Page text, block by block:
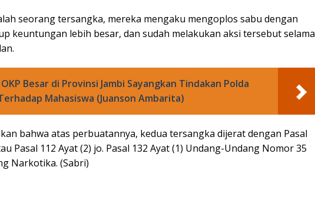
seorang tersangka, mereka mengaku mengoplos sabu dengan
keuntungan lebih besar, dan sudah melakukan aksi tersebut selama
Besar di Provinsi Jambi Sayangkan Tindakan Polda
Mahasiswa (Juanson Ambarita)
bahwa atas perbuatannya, kedua tersangka dijerat dengan Pasal
Pasal 112 Ayat (2) jo. Pasal 132 Ayat (1) Undang-Undang Nomor 35
Narkotika. (Sabri)